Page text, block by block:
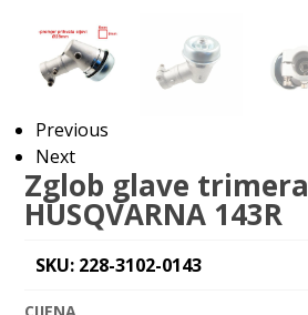
Previous
Next
Zglob glave trimera
HUSQVARNA 143R
SKU: 228-3102-0143